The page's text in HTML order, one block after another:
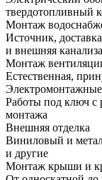
твердотопливный
Монтаж
Источник,
и внешняя
Монтаж
Естественная,
Работы под ключ с
монтажа
Внешняя отделка
Виниловый и
и другие
Монтаж крыши и